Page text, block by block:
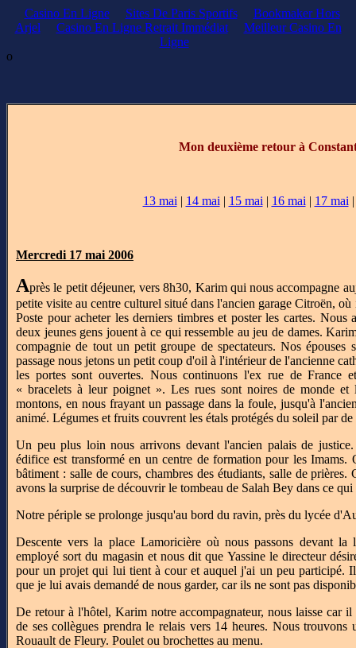
Casino En Ligne Sites De Paris Sportifs
Bookmaker Hors
Arjel
Casino En Ligne Retrait Immédiat
Meilleur Casino En
Ligne
o
Mon deuxième retour à
13 mai | 14 mai | 15 mai | 16 mai | 17 mai
Mercredi 17 mai 2006
Après le petit déjeuner, vers 8h30, Karim qui nous accompagne
petite visite au centre culturel situé dans l'ancien garage Citroën,
Poste pour acheter les derniers timbres et poster les cartes.
deux jeunes gens jouent à ce qui ressemble au jeu de dames.
compagnie de tout un petit groupe de spectateurs. Nos
passage nous jetons un petit coup d'oil à l'intérieur de l'ancienne
les portes sont ouvertes. Nous continuons l'ex rue de France
« bracelets à leur poignet ». Les rues sont noires de monde et
montons, en nous frayant un passage dans la foule, jusqu'à
animé. Légumes et fruits couvrent les étals protégés du soleil par de
Un peu plus loin nous arrivons devant l'ancien palais de
édifice est transformé en un centre de formation pour les Imams.
bâtiment : salle de cours, chambres des étudiants, salle de
avons la surprise de découvrir le tombeau de Salah Bey dans ce
Notre périple se prolonge jusqu'au bord du ravin, près du lycée
Descente vers la place Lamoricière où nous passons devant
employé sort du magasin et nous dit que Yassine le directeur
pour un projet qui lui tient à cour et auquel j'ai un peu participé.
que je lui avais demandé de nous garder, car ils ne sont pas
De retour à l'hôtel, Karim notre accompagnateur, nous laisse car
de ses collègues prendra le relais vers 14 heures. Nous
Rouault de Fleury. Poulet ou brochettes au menu.